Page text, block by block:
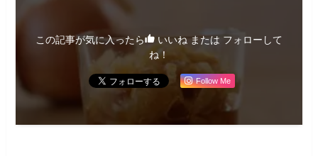
この記事が気に入ったら
いいね または フォローして
ね！
Follow Me